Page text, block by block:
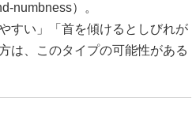
numbness）。
すい」「首を傾けるとしびれが
は、このタイプの可能性がある